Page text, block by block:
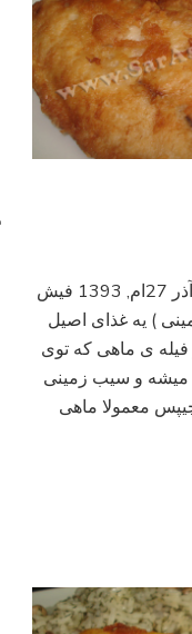
تاریخ آخرین به روز رسانی: آذر 27ام, 1393 فیش
) یه غذای اصیل
فیله ی ماهی که توی
میشه و سیب زمینی
معمولا ماهی